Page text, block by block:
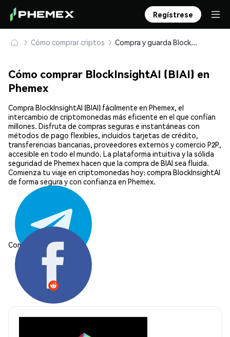
Regístrese
Cómo comprar criptos Compra y guarda BlockInsightAI (BIAI) de forma segura
Cómo comprar BlockInsightAI (BIAI) en
Phemex
Compra BlockInsightAI (BIAI) fácilmente en Phemex, el
intercambio de criptomonedas más eficiente en el que confían
millones. Disfruta de compras seguras e instantáneas con
métodos de pago flexibles, incluidos tarjetas de crédito,
transferencias bancarias, proveedores externos y comercio P2P,
accesible en todo el mundo. La plataforma intuitiva y la sólida
seguridad de Phemex hacen que la compra de BIAI sea fluida.
Comienza tu viaje en criptomonedas hoy: compra BlockInsightAI
de forma segura y con confianza en Phemex.
Compartir: